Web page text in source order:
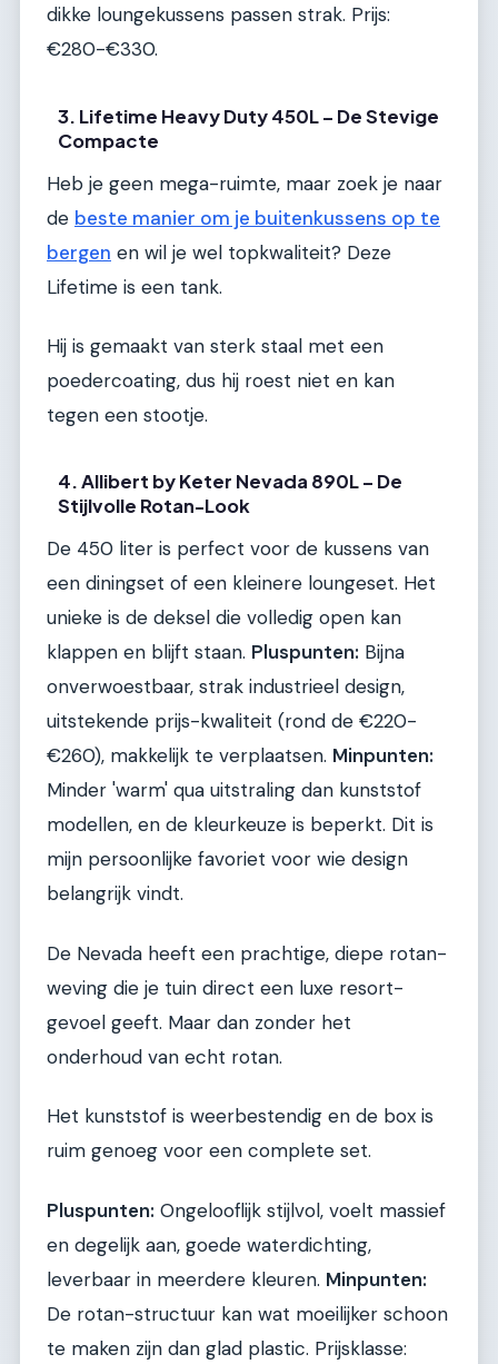
dikke loungekussens passen strak. Prijs:
€280-€330.
3. Lifetime Heavy Duty 450L – De Stevige
Compacte
Heb je geen mega-ruimte, maar zoek je naar
de beste manier om je buitenkussens op te
bergen en wil je wel topkwaliteit? Deze
Lifetime is een tank.
Hij is gemaakt van sterk staal met een
poedercoating, dus hij roest niet en kan
tegen een stootje.
4. Allibert by Keter Nevada 890L – De
Stijlvolle Rotan-Look
De 450 liter is perfect voor de kussens van
een diningset of een kleinere loungeset. Het
unieke is de deksel die volledig open kan
klappen en blijft staan. Pluspunten: Bijna
onverwoestbaar, strak industrieel design,
uitstekende prijs-kwaliteit (rond de €220-
€260), makkelijk te verplaatsen. Minpunten:
Minder 'warm' qua uitstraling dan kunststof
modellen, en de kleurkeuze is beperkt. Dit is
mijn persoonlijke favoriet voor wie design
belangrijk vindt.
De Nevada heeft een prachtige, diepe rotan-
weving die je tuin direct een luxe resort-
gevoel geeft. Maar dan zonder het
onderhoud van echt rotan.
Het kunststof is weerbestendig en de box is
ruim genoeg voor een complete set.
Pluspunten: Ongelooflijk stijlvol, voelt massief
en degelijk aan, goede waterdichting,
leverbaar in meerdere kleuren. Minpunten:
De rotan-structuur kan wat moeilijker schoon
te maken zijn dan glad plastic. Prijsklasse: